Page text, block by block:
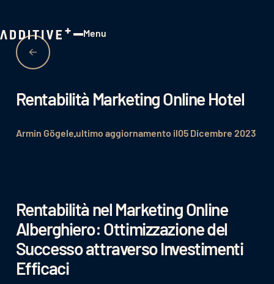
Menu
Rentabilità Marketing Online Hotel
Armin Gögeleultimo aggiornamento il05 Dicembre 2023
Rentabilità nel Marketing Online
Alberghiero: Ottimizzazione del
Successo attraverso Investimenti
Efficaci